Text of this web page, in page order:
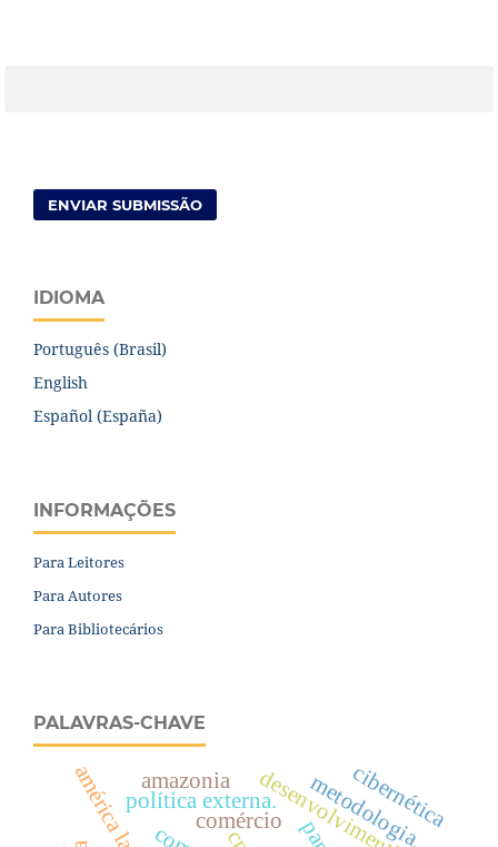
ENVIAR SUBMISSÃO
IDIOMA
Português (Brasil)
English
Español (España)
INFORMAÇÕES
Para Leitores
Para Autores
Para Bibliotecários
PALAVRAS-CHAVE
comércio
política externa. metodologia.
amazonia cibernética